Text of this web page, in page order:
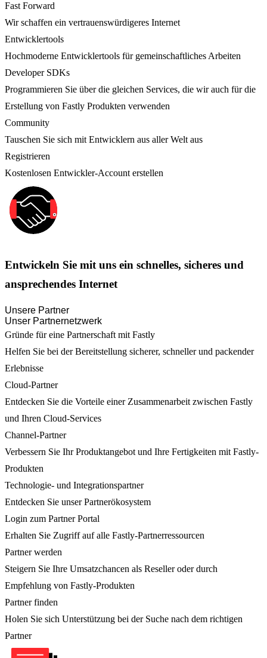
Fast Forward
Wir schaffen ein vertrauenswürdigeres Internet
Entwicklertools
Hochmoderne Entwicklertools für gemeinschaftliches Arbeiten
Developer SDKs
Programmieren Sie über die gleichen Services, die wir auch für die
Erstellung von Fastly Produkten verwenden
Community
Tauschen Sie sich mit Entwicklern aus aller Welt aus
Registrieren
Kostenlosen Entwickler-Account erstellen
Entwickeln Sie mit uns ein schnelles, sicheres und
ansprechendes Internet
Unsere Partner
Unser Partnernetzwerk
Gründe für eine Partnerschaft mit Fastly
Helfen Sie bei der Bereitstellung sicherer, schneller und packender
Erlebnisse
Cloud-Partner
Entdecken Sie die Vorteile einer Zusammenarbeit zwischen Fastly
und Ihren Cloud-Services
Channel-Partner
Verbessern Sie Ihr Produktangebot und Ihre Fertigkeiten mit Fastly-
Produkten
Technologie- und Integrationspartner
Entdecken Sie unser Partnerökosystem
Login zum Partner Portal
Erhalten Sie Zugriff auf alle Fastly-Partnerressourcen
Partner werden
Steigern Sie Ihre Umsatzchancen als Reseller oder durch
Empfehlung von Fastly-Produkten
Partner finden
Holen Sie sich Unterstützung bei der Suche nach dem richtigen
Partner